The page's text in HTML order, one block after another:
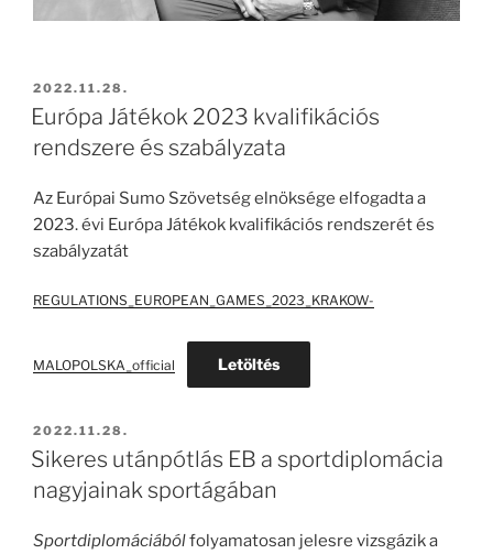
BEKÜLDVE:
2022.11.28.
Európa Játékok 2023 kvalifikációs
rendszere és szabályzata
Az Európai Sumo Szövetség elnöksége elfogadta a
2023. évi Európa Játékok kvalifikációs rendszerét és
szabályzatát
REGULATIONS_EUROPEAN_GAMES_2023_KRAKOW-
MALOPOLSKA_official Letöltés
BEKÜLDVE:
2022.11.28.
Sikeres utánpótlás EB a sportdiplomácia
nagyjainak sportágában
Sportdiplomáciábólfolyamatosan jelesre vizsgázik a